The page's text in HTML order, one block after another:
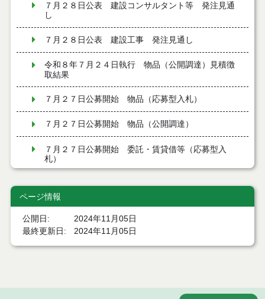
７月２８日公表 建設コンサルタント等 発注見通
し
７月２８日公表 建設工事 発注見通し
令和８年７月２４日執行 物品（公開調達）見積徴
取結果
７月２７日公募開始 物品（応募型入札）
７月２７日公募開始 物品（公開調達）
７月２７日公募開始 委託・賃貸借等（応募型入
札）
札結果（条件付一般競争入札）
令和８年７月２４日執行 工事見積徴取結果
付一般競争入札）（電子入札）
ページ情報
公開日
2024年11月05日
最終更新日
2024年11月05日